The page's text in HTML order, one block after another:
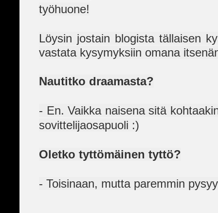
työhuone!
Löysin jostain blogista tällaisen
vastata kysymyksiin omana
Nautitko draamasta?
- En. Vaikka naisena sitä
sovittelijaosapuoli :)
Oletko tyttömäinen tyttö?
- Toisinaan, mutta paremmin